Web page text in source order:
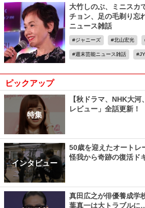
大竹しのぶ、ミニスカ
チョン、足の毛剃り
ニュース雑話
ジャニーズ 北山宏光
週末芸能ニュース雑話
ピックアップ
特集
【秋ドラマ、NHK大
レビュー」全話更新！
インタビュー
50歳を迎えたオート
怪我から奇跡の復活ド
真田広之が俳優養成学
葉真一は大トラブルに